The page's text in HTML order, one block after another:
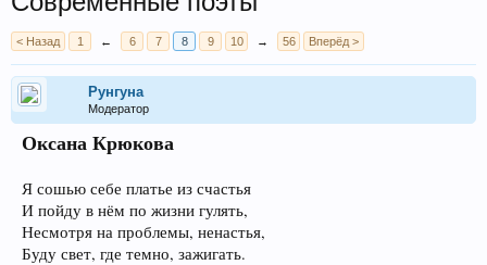
< Назад 1 ← 6 7 8 9 10 → 56 Вперёд >
Рунгуна
Модератор
Оксана Крюкова
Я сошью себе платье из счастья
И пойду в нём по жизни гулять,
Несмотря на проблемы, ненастья,
Буду свет, где темно, зажигать.